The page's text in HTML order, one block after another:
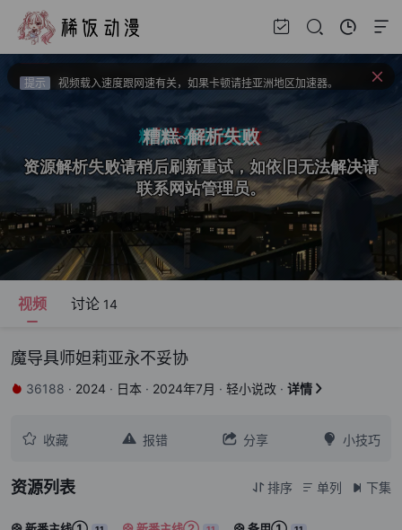
提示
上新建议、问题反馈请去bbs.xfchat.com
提示
提示
视频载入速度跟网速有关，如果卡顿请挂亚洲地区加速器。
视频 讨论 14
魔导具师妲莉亚永不妥协
 36188 · 2024 · 日本 · 2024年7月 · 轻小说改 · 详情 
 收藏  报错  分享  小技巧
资源列表  排序  单列  下集